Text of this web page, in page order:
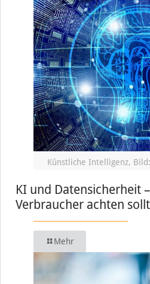
Künstliche Intelligenz,
KI und Datensicherheit
Verbraucher achten
Mehr